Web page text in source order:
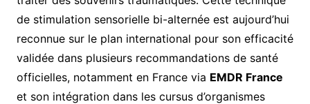
de stimulation sensorielle bi-alternée est aujourd’hui
reconnue sur le plan international pour son efficacité
validée dans plusieurs recommandations de santé
officielles, notamment en France via EMDR France
et son intégration dans les cursus d’organismes